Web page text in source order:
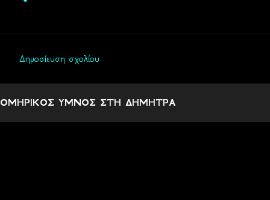
ό
λ
Δημοσίευση σχολίου
ΟΜΗΡΙΚΟΣ ΥΜΝΟΣ ΣΤΗ ΔΗΜΗΤΡΑ